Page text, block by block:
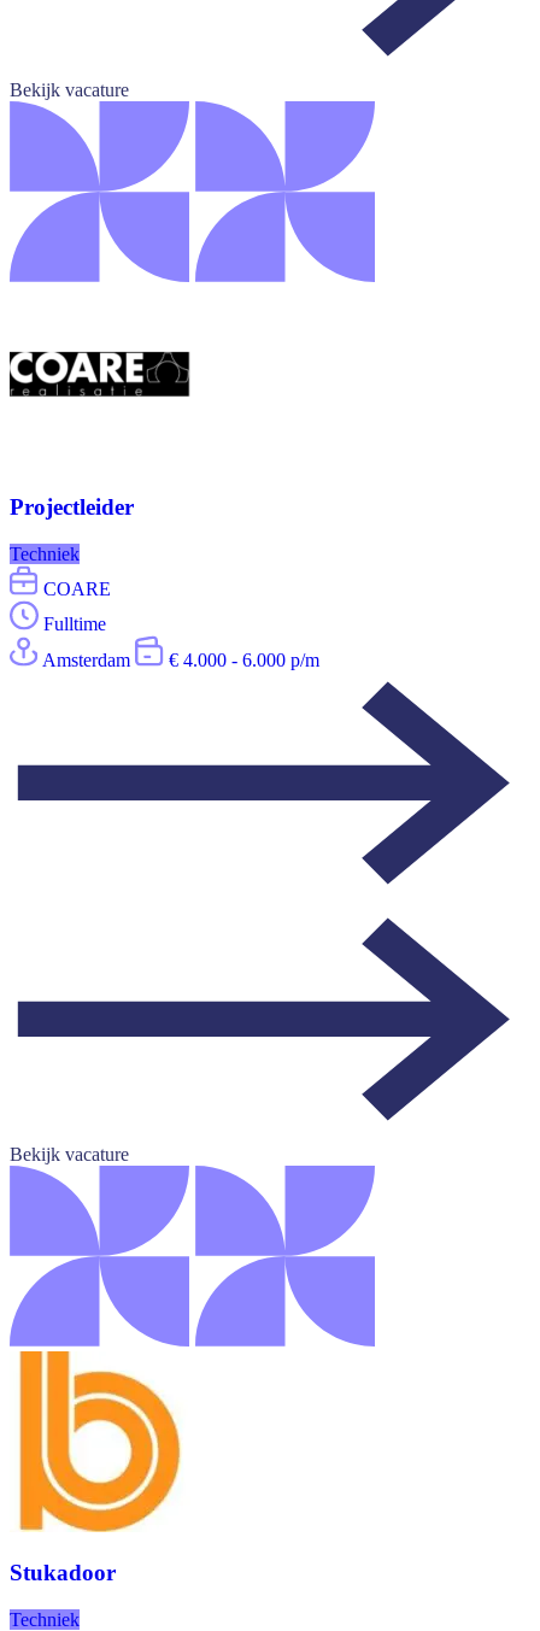
Bekijk vacature
Projectleider
Techniek
COARE
Fulltime
Amsterdam
€ 4.000 - 6.000 p/m
Bekijk vacature
Stukadoor
Techniek